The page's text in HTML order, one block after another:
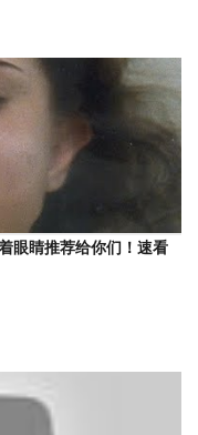
眼睛推荐给你们！速看